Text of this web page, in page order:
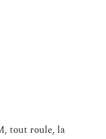
tout roule, la